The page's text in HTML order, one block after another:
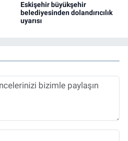
Eskişehir büyükşehir
belediyesinden dolandırıcılık
uyarısı